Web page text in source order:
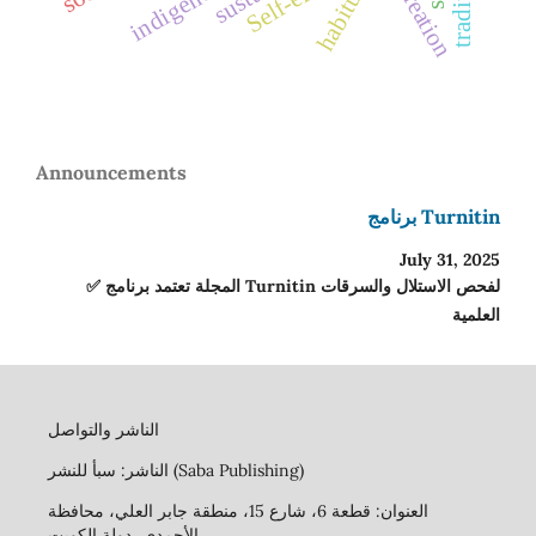
habitus
Announcements
برنامج Turnitin
July 31, 2025
✅ المجلة تعتمد برنامج Turnitin لفحص الاستلال والسرقات
العلمية
الناشر والتواصل
الناشر: سبأ للنشر (Saba Publishing)
العنوان: قطعة 6، شارع 15، منطقة جابر العلي، محافظة